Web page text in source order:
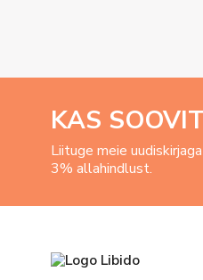
KAS
Liituge meie
3% allahindlust.